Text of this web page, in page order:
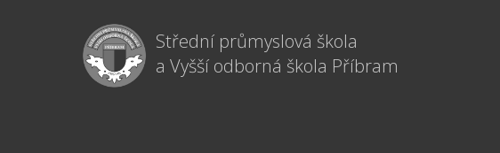
Střední průmyslová škola
a Vyšší odborná škola Příbram